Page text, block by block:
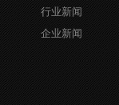
行业新闻
企业新闻